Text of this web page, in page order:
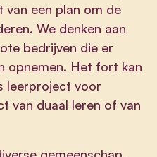
een plan om de
We denken aan
bedrijven die er
opnemen. Het fort kan
leerproject voor
van duaal leren of van